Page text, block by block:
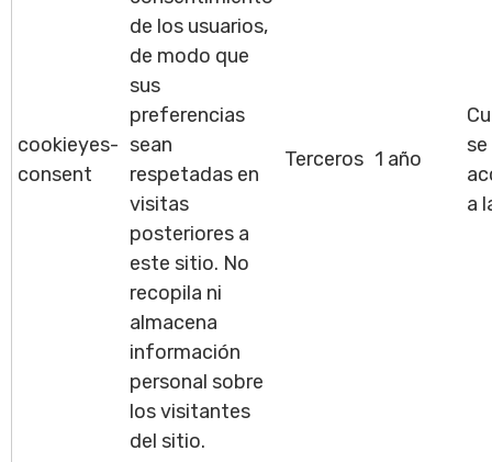
cookieyes-
consent
de los usuarios,
de modo que
sus
preferencias
sean
respetadas en
visitas
posteriores a
este sitio. No
recopila ni
almacena
información
personal sobre
los visitantes
del sitio.
Terceros 1 año
se
a